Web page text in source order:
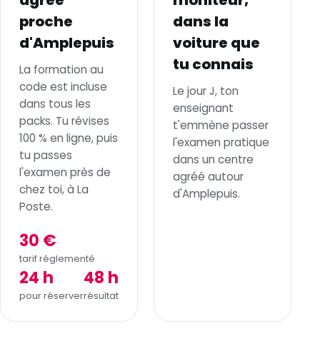
proche
d'Amplepuis
La formation au
code est incluse
dans tous les
packs. Tu révises
100 % en ligne, puis
tu passes
l'examen près de
chez toi, à La
Poste.
30 €
tarif réglementé
24 h
pour réserver
48 h
résultat
dans la
voiture que
tu connais
Le jour J, ton
enseignant
t'emmène passer
l'examen pratique
dans un centre
agréé autour
d'Amplepuis.